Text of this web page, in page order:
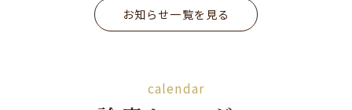
お知らせ一覧を見る
calendar